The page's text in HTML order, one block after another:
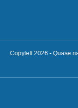
Copyleft 2026 - Quase